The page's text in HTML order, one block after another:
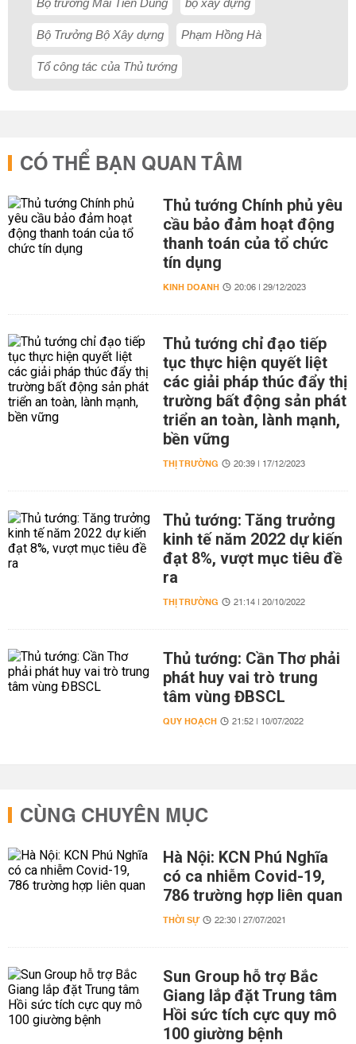
Bộ trưởng Mai Tiến Dũng bộ xây dựng
Bộ Trưởng Bộ Xây dựng Phạm Hồng Hà
Tổ công tác của Thủ tướng
CÓ THỂ BẠN QUAN TÂM
Thủ tướng Chính phủ yêu
cầu bảo đảm hoạt động
thanh toán của tổ chức
tín dụng
KINH DOANH 20:06 | 29/12/2023
Thủ tướng chỉ đạo tiếp
tục thực hiện quyết liệt
các giải pháp thúc đẩy thị
trường bất động sản phát
triển an toàn, lành mạnh,
bền vững
THỊ TRƯỜNG 20:39 | 17/12/2023
Thủ tướng: Tăng trưởng
kinh tế năm 2022 dự kiến
đạt 8%, vượt mục tiêu đề
ra
THỊ TRƯỜNG 21:14 | 20/10/2022
Thủ tướng: Cần Thơ phải
phát huy vai trò trung
tâm vùng ĐBSCL
QUY HOẠCH 21:52 | 10/07/2022
CÙNG CHUYÊN MỤC
Hà Nội: KCN Phú Nghĩa
có ca nhiễm Covid-19,
786 trường hợp liên quan
THỜI SỰ 22:30 | 27/07/2021
Sun Group hỗ trợ Bắc
Giang lắp đặt Trung tâm
Hồi sức tích cực quy mô
100 giường bệnh